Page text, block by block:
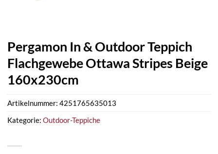
Pergamon In & Outdoor Teppich
Flachgewebe Ottawa Stripes Beige
160x230cm
Artikelnummer: 4251765635013
Kategorie: Outdoor-Teppiche